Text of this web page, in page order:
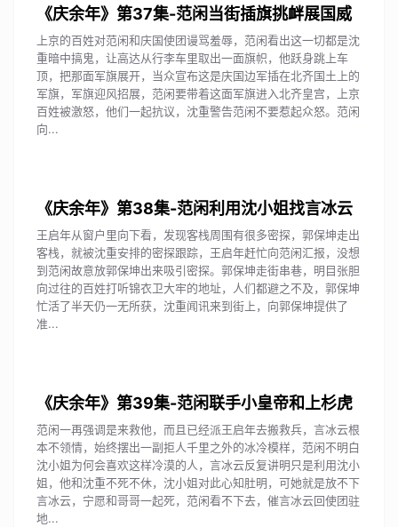
《庆余年》第37集-范闲当街插旗挑衅展国威
上京的百姓对范闲和庆国使团谩骂羞辱，范闲看出这一切都是沈
重暗中搞鬼，让高达从行李车里取出一面旗帜，他跃身跳上车
顶，把那面军旗展开，当众宣布这是庆国边军插在北齐国土上的
军旗，军旗迎风招展，范闲要带着这面军旗进入北齐皇宫，上京
百姓被激怒，他们一起抗议，沈重警告范闲不要惹起众怒。范闲
向...
《庆余年》第38集-范闲利用沈小姐找言冰云
王启年从窗户里向下看，发现客栈周围有很多密探，郭保坤走出
客栈，就被沈重安排的密探跟踪，王启年赶忙向范闲汇报，没想
到范闲故意放郭保坤出来吸引密探。郭保坤走街串巷，明目张胆
向过往的百姓打听锦衣卫大牢的地址，人们都避之不及，郭保坤
忙活了半天仍一无所获，沈重闻讯来到街上，向郭保坤提供了
准...
《庆余年》第39集-范闲联手小皇帝和上杉虎
范闲一再强调是来救他，而且已经派王启年去搬救兵，言冰云根
本不领情，始终摆出一副拒人千里之外的冰冷模样，范闲不明白
沈小姐为何会喜欢这样冷漠的人，言冰云反复讲明只是利用沈小
姐，他和沈重不死不休，沈小姐对此心知肚明，可她就是放不下
言冰云，宁愿和哥哥一起死，范闲看不下去，催言冰云回使团驻
地...